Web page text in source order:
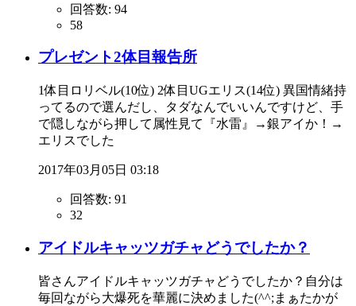
回答数: 94
58
プレゼント2体目報告所
1体目ロリベル(10位) 2体目UGエリス(14位) 異国情緒持
ってるので選んだし、タダなんでいいんですけど、手
で隠しながら押して属性見て『水雷』→銀アイか！→
エリスでした
2017年03月05日 03:18
回答数: 91
32
アイドルキャッツガチャどうでしたか？
皆さんアイドルキャッツガチャどうでしたか？自分は
毎回ながら大爆死を華麗に決めました(^^;まぁたかが